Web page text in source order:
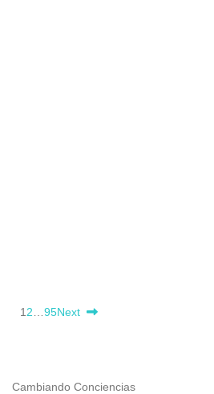
1 2 95Next
Cambiando Conciencias